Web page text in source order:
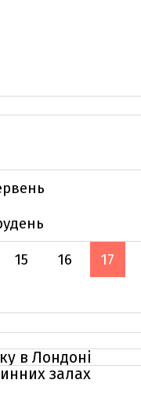
15 16
17
в Лондоні
залах